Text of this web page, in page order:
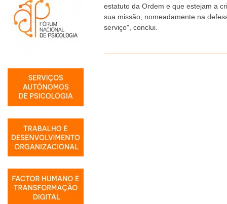
estatuto da Ordem e que estejam a
sua missão, nomeadamente na
serviço", conclui.